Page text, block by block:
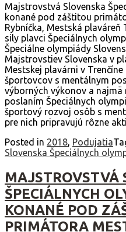
Majstrovstvá Slovenska
konané pod záštitou
Rybníčka, Mestská plaváreň
sily plavci Špeciálnych
Špeciálne olympiády
Majstrovstiev Slovenska v
Mestskej plavárni v
športovcov s mentálnym
výborných výkonov a
poslaním Špeciálnych
športový rozvoj osôb s
pre nich pripravujú rôzne
Posted in 2018, Podujatia
Slovenska Špeciálnych
MAJSTROVSTVÁ
ŠPECIÁLNYCH
KONANÉ POD
PRIMÁTORA